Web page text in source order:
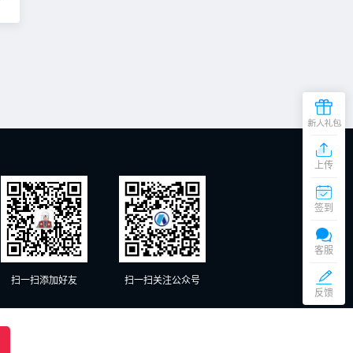
扫一扫关注公众号
扫一扫添加好友
上传
签到
客服
在
线
客
服
周
至
周
六
反馈